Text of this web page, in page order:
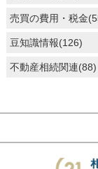
売買の費用・税金
豆知識情報(126)
不動産相続関連(88)